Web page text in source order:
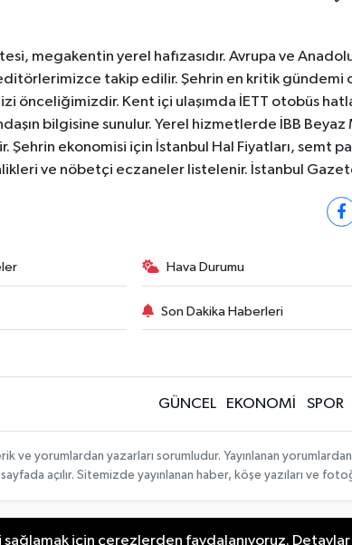
megakentin yerel hafızasıdır. Avrupa ve
takip edilir. Şehrin en kritik gündemi
önceliğimizdir. Kent içi ulaşımda İETT otobüs
bilgisine sunulur. Yerel hizmetlerde İBB Beyaz
Şehrin ekonomisi için İstanbul Hal Fiyatları, semt
ve nöbetçi eczaneler listelenir. İstanbul
Hava Durumu
Son Dakika Haberleri
GÜNCEL EKONOMİ SPOR
ve yorumlardan yazarları sorumludur. Yayınlanan
açılır. Sitemizde yayınlanan haber, köşe yazıları ve
sağlamak için çerezlerden faydalanıyoruz. Detaylar